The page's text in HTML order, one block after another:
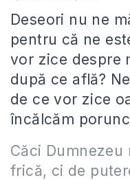
Deseori nu ne
pentru că ne
vor zice despre
după ce află?
de ce vor zice
încălcăm
Căci
frică, ci de